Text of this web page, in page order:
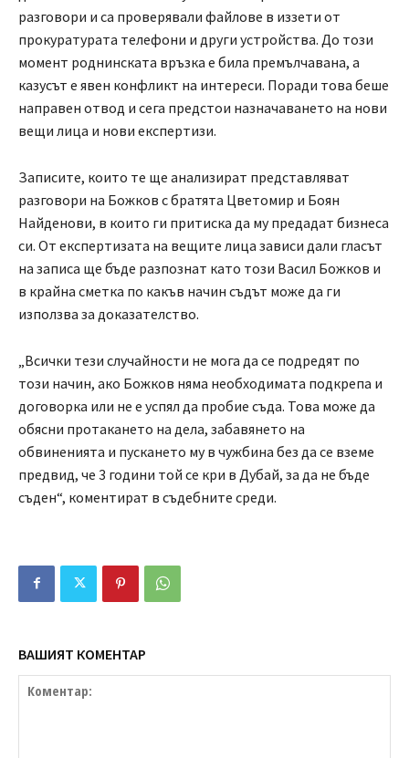
разговори и са проверявали файлове в иззети от
прокуратурата телефони и други устройства. До този
момент роднинската връзка е била премълчавана, а
казусът е явен конфликт на интереси. Поради това беше
направен отвод и сега предстои назначаването на нови
вещи лица и нови експертизи.
Записите, които те ще анализират представляват
разговори на Божков с братята Цветомир и Боян
Найденови, в които ги притиска да му предадат бизнеса
си. От експертизата на вещите лица зависи дали гласът
на записа ще бъде разпознат като този Васил Божков и
в крайна сметка по какъв начин съдът може да ги
използва за доказателство.
„Всички тези случайности не мога да се подредят по
този начин, ако Божков няма необходимата подкрепа и
договорка или не е успял да пробие съда. Това може да
обясни протакането на дела, забавянето на
обвиненията и пускането му в чужбина без да се вземе
предвид, че 3 години той се кри в Дубай, за да не бъде
съден“, коментират в съдебните среди.
ВАШИЯТ КОМЕНТАР